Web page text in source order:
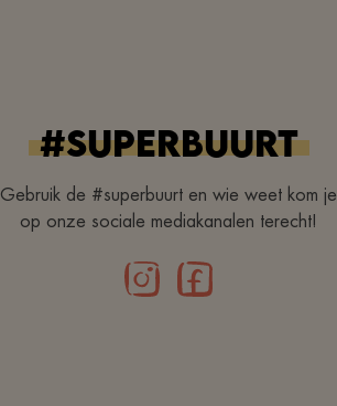
#superbuurt
Gebruik de #superbuurt en wie weet kom je
op onze sociale mediakanalen terecht!